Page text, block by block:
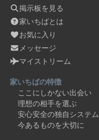
掲示板を見る
家いちばとは
お気に入り
メッセージ
マイストリーム
家いちばの特徴
ここにしかない出会い
理想の相手を選ぶ
安心安全の独自システム
今あるものを大切に